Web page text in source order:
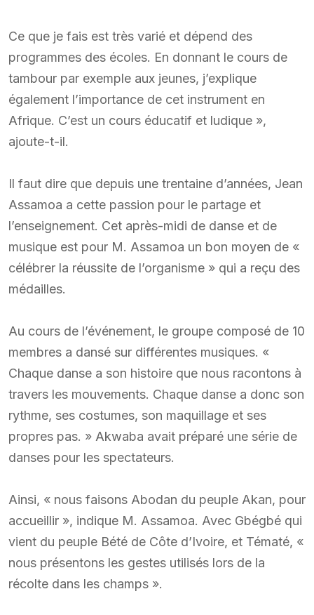
Ce que je fais est très varié et dépend des
programmes des écoles. En donnant le cours de
tambour par exemple aux jeunes, j’explique
également l’importance de cet instrument en
Afrique. C’est un cours éducatif et ludique »,
ajoute-t-il.
Il faut dire que depuis une trentaine d’années, Jean
Assamoa a cette passion pour le partage et
l’enseignement. Cet après-midi de danse et de
musique est pour M. Assamoa un bon moyen de «
célébrer la réussite de l’organisme » qui a reçu des
médailles.
Au cours de l’événement, le groupe composé de 10
membres a dansé sur différentes musiques. «
Chaque danse a son histoire que nous racontons à
travers les mouvements. Chaque danse a donc son
rythme, ses costumes, son maquillage et ses
propres pas. » Akwaba avait préparé une série de
danses pour les spectateurs.
Ainsi, « nous faisons Abodan du peuple Akan, pour
accueillir », indique M. Assamoa. Avec Gbégbé qui
vient du peuple Bété de Côte d’Ivoire, et Tématé, «
nous présentons les gestes utilisés lors de la
récolte dans les champs ».